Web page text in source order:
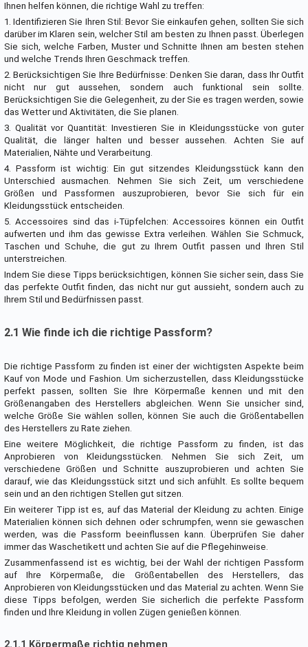
Ihnen helfen können, die richtige Wahl zu treffen:
1. Identifizieren Sie Ihren Stil: Bevor Sie einkaufen gehen, sollten Sie sich
darüber im Klaren sein, welcher Stil am besten zu Ihnen passt. Überlegen
Sie sich, welche Farben, Muster und Schnitte Ihnen am besten stehen
und welche Trends Ihren Geschmack treffen.
2. Berücksichtigen Sie Ihre Bedürfnisse: Denken Sie daran, dass Ihr Outfit
nicht nur gut aussehen, sondern auch funktional sein sollte.
Berücksichtigen Sie die Gelegenheit, zu der Sie es tragen werden, sowie
das Wetter und Aktivitäten, die Sie planen.
3. Qualität vor Quantität: Investieren Sie in Kleidungsstücke von guter
Qualität, die länger halten und besser aussehen. Achten Sie auf
Materialien, Nähte und Verarbeitung.
4. Passform ist wichtig: Ein gut sitzendes Kleidungsstück kann den
Unterschied ausmachen. Nehmen Sie sich Zeit, um verschiedene
Größen und Passformen auszuprobieren, bevor Sie sich für ein
Kleidungsstück entscheiden.
5. Accessoires sind das i-Tüpfelchen: Accessoires können ein Outfit
aufwerten und ihm das gewisse Extra verleihen. Wählen Sie Schmuck,
Taschen und Schuhe, die gut zu Ihrem Outfit passen und Ihren Stil
unterstreichen.
Indem Sie diese Tipps berücksichtigen, können Sie sicher sein, dass Sie
das perfekte Outfit finden, das nicht nur gut aussieht, sondern auch zu
Ihrem Stil und Bedürfnissen passt.
2.1 Wie finde ich die richtige Passform?
Die richtige Passform zu finden ist einer der wichtigsten Aspekte beim
Kauf von Mode und Fashion. Um sicherzustellen, dass Kleidungsstücke
perfekt passen, sollten Sie Ihre Körpermaße kennen und mit den
Größenangaben des Herstellers abgleichen. Wenn Sie unsicher sind,
welche Größe Sie wählen sollen, können Sie auch die Größentabellen
des Herstellers zu Rate ziehen.
Eine weitere Möglichkeit, die richtige Passform zu finden, ist das
Anprobieren von Kleidungsstücken. Nehmen Sie sich Zeit, um
verschiedene Größen und Schnitte auszuprobieren und achten Sie
darauf, wie das Kleidungsstück sitzt und sich anfühlt. Es sollte bequem
sein und an den richtigen Stellen gut sitzen.
Ein weiterer Tipp ist es, auf das Material der Kleidung zu achten. Einige
Materialien können sich dehnen oder schrumpfen, wenn sie gewaschen
werden, was die Passform beeinflussen kann. Überprüfen Sie daher
immer das Waschetikett und achten Sie auf die Pflegehinweise.
Zusammenfassend ist es wichtig, bei der Wahl der richtigen Passform
auf Ihre Körpermaße, die Größentabellen des Herstellers, das
Anprobieren von Kleidungsstücken und das Material zu achten. Wenn Sie
diese Tipps befolgen, werden Sie sicherlich die perfekte Passform
finden und Ihre Kleidung in vollen Zügen genießen können.